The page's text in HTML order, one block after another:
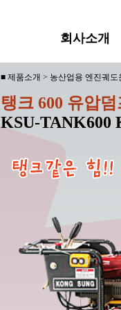
회사소개
■ 제품소개 > 농산업용 엔진궤도
탱크 600 유압
KSU-TANK600